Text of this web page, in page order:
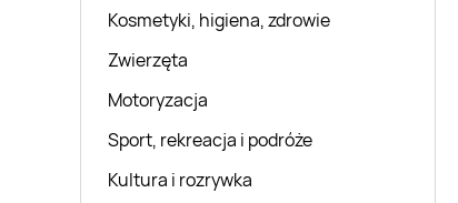
Kosmetyki, higiena, zdrowie
Zwierzęta
Motoryzacja
Sport, rekreacja i podróże
Kultura i rozrywka